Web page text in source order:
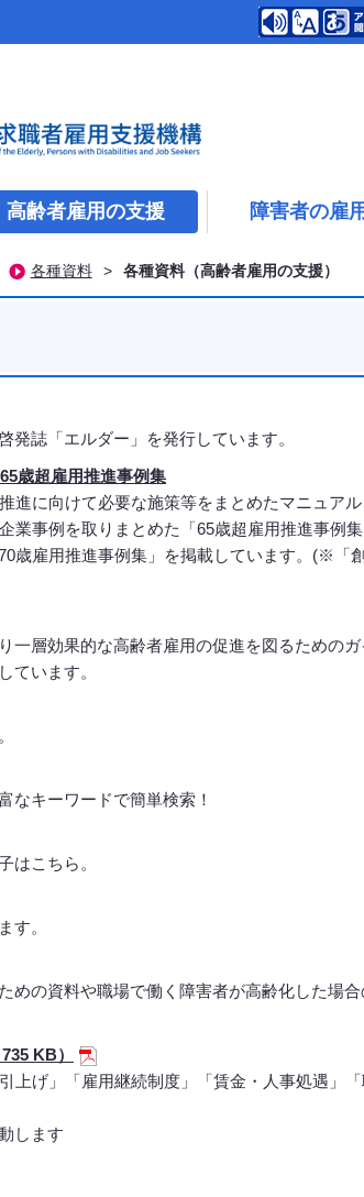
高齢者雇用の支援 障害者の雇
各種資料 > 各種資料（高齢者雇用の支援）
誌「エルダー」を発行しています。
歳超雇用推進事例集
に向けて必要な施策等をまとめたマニュアル
業事例を取りまとめた「65歳超雇用推進事例
歳雇用推進事例集」を掲載しています。(※「
一層効果的な高齢者雇用の促進を図るための
ています。
なキーワードで簡単検索！
はこちら。
す。
めの資料や職場で働く障害者が高齢化した場
KB）
上げ」「雇用継続制度」「賃金・人事処遇」
します